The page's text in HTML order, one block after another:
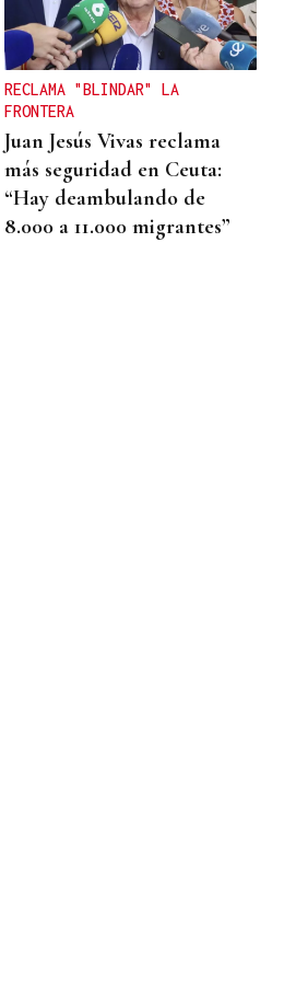
RECLAMA "BLINDAR" LA
FRONTERA
Juan Jesús Vivas reclama
más seguridad en Ceuta:
“Hay deambulando de
8.000 a 11.000 migrantes”